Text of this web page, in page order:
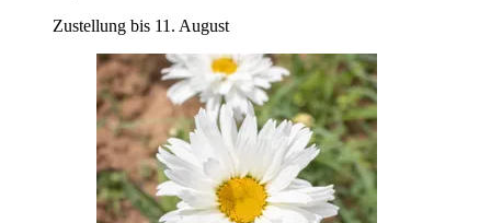
Zustellung bis 11. August